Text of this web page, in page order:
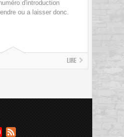
d'introduction
ou a laisser donc.
Lire
YouTube